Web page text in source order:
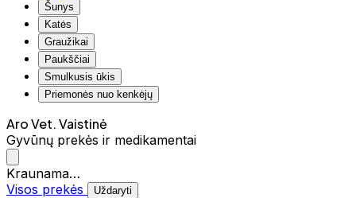
Šunys
Katės
Graužikai
Paukščiai
Smulkusis ūkis
Priemonės nuo kenkėjų
Aro Vet. Vaistinė
Gyvūnų prekės ir medikamentai
Kraunama…
Visos prekės
Uždaryti